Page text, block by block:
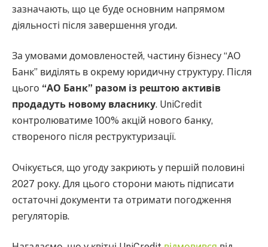
зазначають, що це буде основним напрямом
діяльності після завершення угоди.
За умовами домовленостей, частину бізнесу “АО
Банк” виділять в окрему юридичну структуру. Після
цього “АО Банк” разом із рештою активів
продадуть новому власнику. UniCredit
контролюватиме 100% акцій нового банку,
створеного після реструктуризації.
Очікується, що угоду закриють у першій половині
2027 року. Для цього сторони мають підписати
остаточні документи та отримати погодження
регуляторів.